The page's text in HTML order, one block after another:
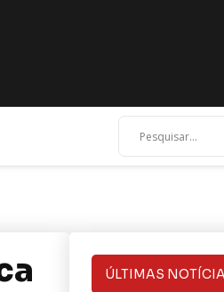
ÚLTIMAS